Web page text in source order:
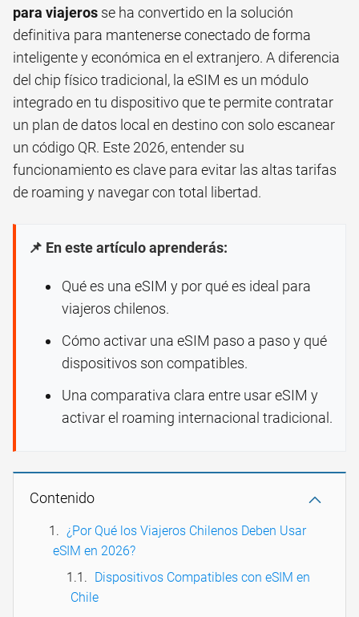
para viajeros se ha convertido en la solución
definitiva para mantenerse conectado de forma
inteligente y económica en el extranjero. A diferencia
del chip físico tradicional, la eSIM es un módulo
integrado en tu dispositivo que te permite contratar
un plan de datos local en destino con solo escanear
un código QR. Este 2026, entender su
funcionamiento es clave para evitar las altas tarifas
de roaming y navegar con total libertad.
📌 En este artículo aprenderás:
Qué es una eSIM y por qué es ideal para
viajeros chilenos.
Cómo activar una eSIM paso a paso y qué
dispositivos son compatibles.
Una comparativa clara entre usar eSIM y
activar el roaming internacional tradicional.
Contenido
¿Por Qué los Viajeros Chilenos Deben Usar
eSIM en 2026?
Dispositivos Compatibles con eSIM en
Chile